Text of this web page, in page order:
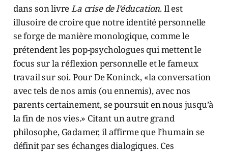
dans son livreLa crise de l’éducation. Il est
illusoire de croire que notre identité personnelle
se forge de manière monologique, comme le
prétendent les pop-psychologues qui mettent le
focus sur la réflexion personnelle et le fameux
travail sur soi. Pour De Koninck, «la conversation
avec tels de nos amis (ou ennemis), avec nos
parents certainement, se poursuit en nous jusqu’à
la fin de nos vies.» Citant un autre grand
philosophe, Gadamer, il affirme que l’humain se
définit par ses échanges dialogiques. Ces